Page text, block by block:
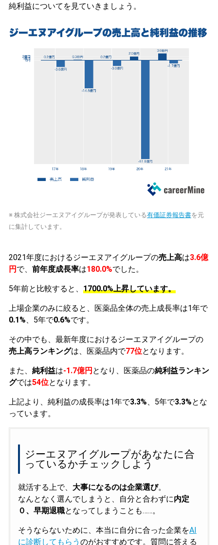
純利益についてを見ていきましょう。
※ 株式会社ジーエヌアイグループが発表している有価証券報告書を元
に集計しています。
2021年度におけるジーエヌアイグループの売上高は3.6億
円 で、 前年度成長率は180.0%でした。
5年前と比較すると、 1700.0%上昇しています。
上場企業のみに絞ると、医薬品全体の売上成長率は1年で
0.1%、5年で0.6%です。
その中でも、最新年度におけるジーエヌアイグループの
売上高ランキングは、医薬品内で77位となります。
また、 純利益は-1.7億円 となり、医薬品の純利益ランキン
グでは54位となります。
上記より、純利益の成長率は1年で3.3%、5年で3.3%とな
っています。
ジーエヌアイグループがあなたに合
っているかチェックしよう
就活する上で、 大事になるのは企業選び。
なんとなく選んでしまうと、自分と合わずに内定
０、早期退職となってしまうことも……。
そうならないために、本当に自分に合った企業をAI
に診断してもらう のがおすすめです。質問に答える